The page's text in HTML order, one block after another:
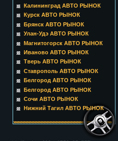
Калининград АВТО РЫНОК
Курск АВТО РЫНОК
Брянск АВТО РЫНОК
Улан-Удэ АВТО РЫНОК
Магнитогорск АВТО РЫНОК
Иваново АВТО РЫНОК
Тверь АВТО РЫНОК
Ставрополь АВТО РЫНОК
Белгород АВТО РЫНОК
Белгород АВТО РЫНОК
Сочи АВТО РЫНОК
Нижний Тагил АВТО РЫНОК